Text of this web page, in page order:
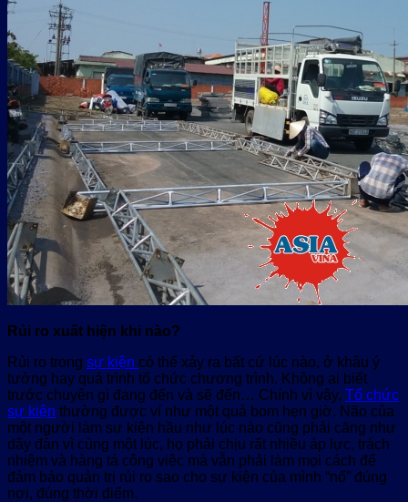
Rủi ro xuất hiện khi nào?
Rủi ro trong sự kiện có thể xảy ra bất cứ lúc nào, ở khâu ý
tưởng hay quá trình tổ chức chương trình. Không ai biết
trước chuyện gì đang đến và sẽ đến… Chính vì vậy, Tổ chức
sự kiện thường được ví như một quả bom hẹn giờ. Não của
một người làm sự kiện hầu như lúc nào cũng phải căng như
dây đàn vì cùng một lúc, họ phải chịu rất nhiều áp lực, trách
nhiệm và hàng tá công việc mà vẫn phải làm mọi cách để
đảm bảo quản trị rủi ro sao cho sự kiện của mình “nổ” đúng
nơi, đúng thời điểm.